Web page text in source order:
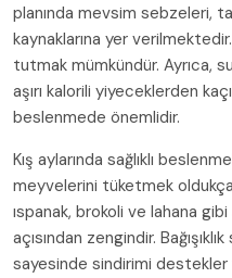
planında mevsim sebzeleri,
kaynaklarına yer verilmektedir.
tutmak mümkündür. Ayrıca,
aşırı kalorili yiyeceklerden
beslenmede önemlidir.
Kış aylarında sağlıklı
meyvelerini tüketmek
ıspanak, brokoli ve lahana
açısından zengindir.
sayesinde sindirimi destekler